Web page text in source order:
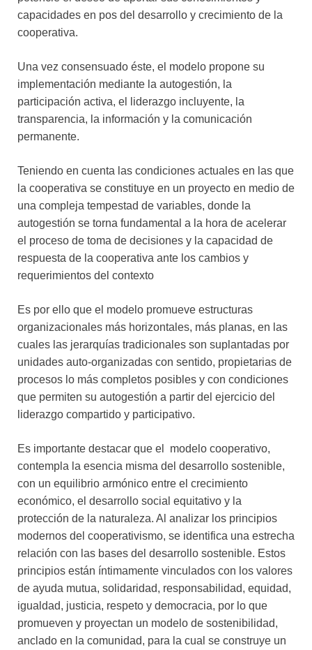
capacidades en pos del desarrollo y crecimiento de la
cooperativa.
Una vez consensuado éste, el modelo propone su
implementación mediante la autogestión, la
participación activa, el liderazgo incluyente, la
transparencia, la información y la comunicación
permanente.
Teniendo en cuenta las condiciones actuales en las que
la cooperativa se constituye en un proyecto en medio de
una compleja tempestad de variables, donde la
autogestión se torna fundamental a la hora de acelerar
el proceso de toma de decisiones y la capacidad de
respuesta de la cooperativa ante los cambios y
requerimientos del contexto
Es por ello que el modelo promueve estructuras
organizacionales más horizontales, más planas, en las
cuales las jerarquías tradicionales son suplantadas por
unidades auto-organizadas con sentido, propietarias de
procesos lo más completos posibles y con condiciones
que permiten su autogestión a partir del ejercicio del
liderazgo compartido y participativo.
Es importante destacar que el modelo cooperativo,
contempla la esencia misma del desarrollo sostenible,
con un equilibrio armónico entre el crecimiento
económico, el desarrollo social equitativo y la
protección de la naturaleza. Al analizar los principios
modernos del cooperativismo, se identifica una estrecha
relación con las bases del desarrollo sostenible. Estos
principios están íntimamente vinculados con los valores
de ayuda mutua, solidaridad, responsabilidad, equidad,
igualdad, justicia, respeto y democracia, por lo que
promueven y proyectan un modelo de sostenibilidad,
anclado en la comunidad, para la cual se construye un